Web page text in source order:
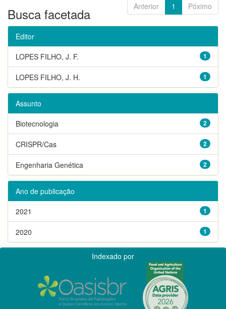
Anterior 1 Póximo
Busca facetada
Editor
1
LOPES FILHO, J. F.
1
LOPES FILHO, J. H.
Assunto
2
Biotecnologia
2
CRISPR/Cas
2
Engenharia Genética
Ano de publicação
1
2021
1
2020
Indexado por